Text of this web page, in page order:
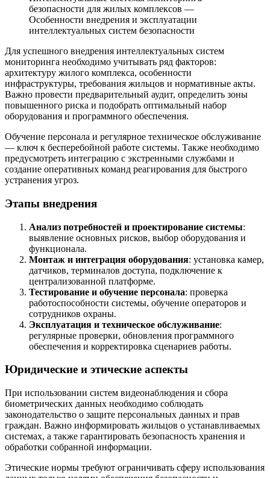
безопасности для жилых комплексов —
Особенности внедрения и эксплуатации
интеллектуальных систем безопасности
Для успешного внедрения интеллектуальных систем
мониторинга необходимо учитывать ряд факторов:
архитектуру жилого комплекса, особенности
инфраструктуры, требования жильцов и нормативные акты.
Важно провести предварительный аудит, определить зоны
повышенного риска и подобрать оптимальный набор
оборудования и программного обеспечения.
Обучение персонала и регулярное техническое обслуживание
— ключ к бесперебойной работе системы. Также необходимо
предусмотреть интеграцию с экстренными службами и
создание оперативных команд реагирования для быстрого
устранения угроз.
Этапы внедрения
Анализ потребностей и проектирование системы:
выявление основных рисков, выбор оборудования и
функционала.
Монтаж и интеграция оборудования: установка камер,
датчиков, терминалов доступа, подключение к
централизованной платформе.
Тестирование и обучение персонала: проверка
работоспособности системы, обучение операторов и
сотрудников охраны.
Эксплуатация и техническое обслуживание:
регулярные проверки, обновления программного
обеспечения и корректировка сценариев работы.
Юридические и этические аспекты
При использовании систем видеонаблюдения и сбора
биометрических данных необходимо соблюдать
законодательство о защите персональных данных и прав
граждан. Важно информировать жильцов о устанавливаемых
системах, а также гарантировать безопасность хранения и
обработки собранной информации.
Этические нормы требуют ограничивать сферу использования